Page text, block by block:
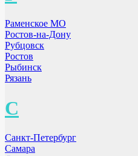
Раменское МО
Ростов-на-Дону
Рубцовск
Ростов
Рыбинск
Рязань
С
Санкт-Петербург
Самара